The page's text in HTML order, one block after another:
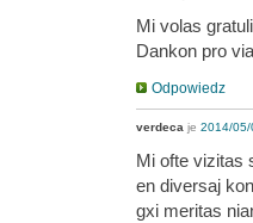
Mi volas
Dankon pro
Odpowiedz
verdeca je 2014/
Mi ofte vizitas
en diversaj
gxi meritas